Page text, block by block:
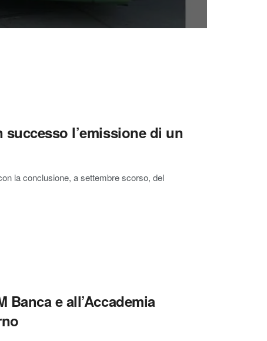
l’emissione di un
la conclusione, a settembre scorso, del
e all’Accademia